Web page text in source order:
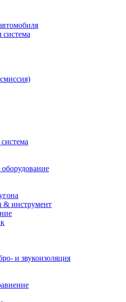
& инструмент
и звукоизоляция